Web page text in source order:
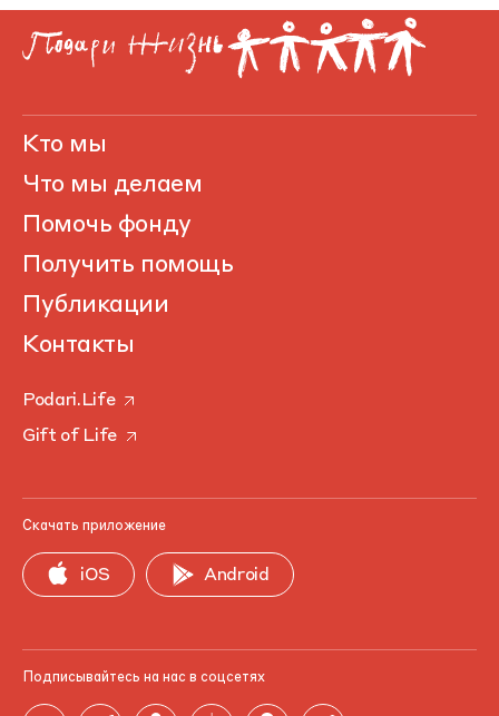
Кто мы
Что мы делаем
Помочь фонду
Получить помощь
Публикации
Контакты
Podari.Life
Gift of Life
Скачать приложение
iOS Android
Подписывайтесь на нас в соцсетях